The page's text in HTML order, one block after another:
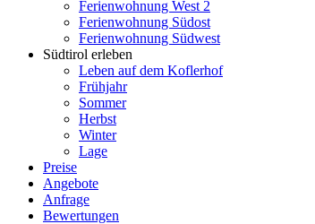
Ferienwohnung West 2
Ferienwohnung Südost
Ferienwohnung Südwest
Südtirol erleben
Leben auf dem Koflerhof
Frühjahr
Sommer
Herbst
Winter
Lage
Preise
Angebote
Anfrage
Bewertungen